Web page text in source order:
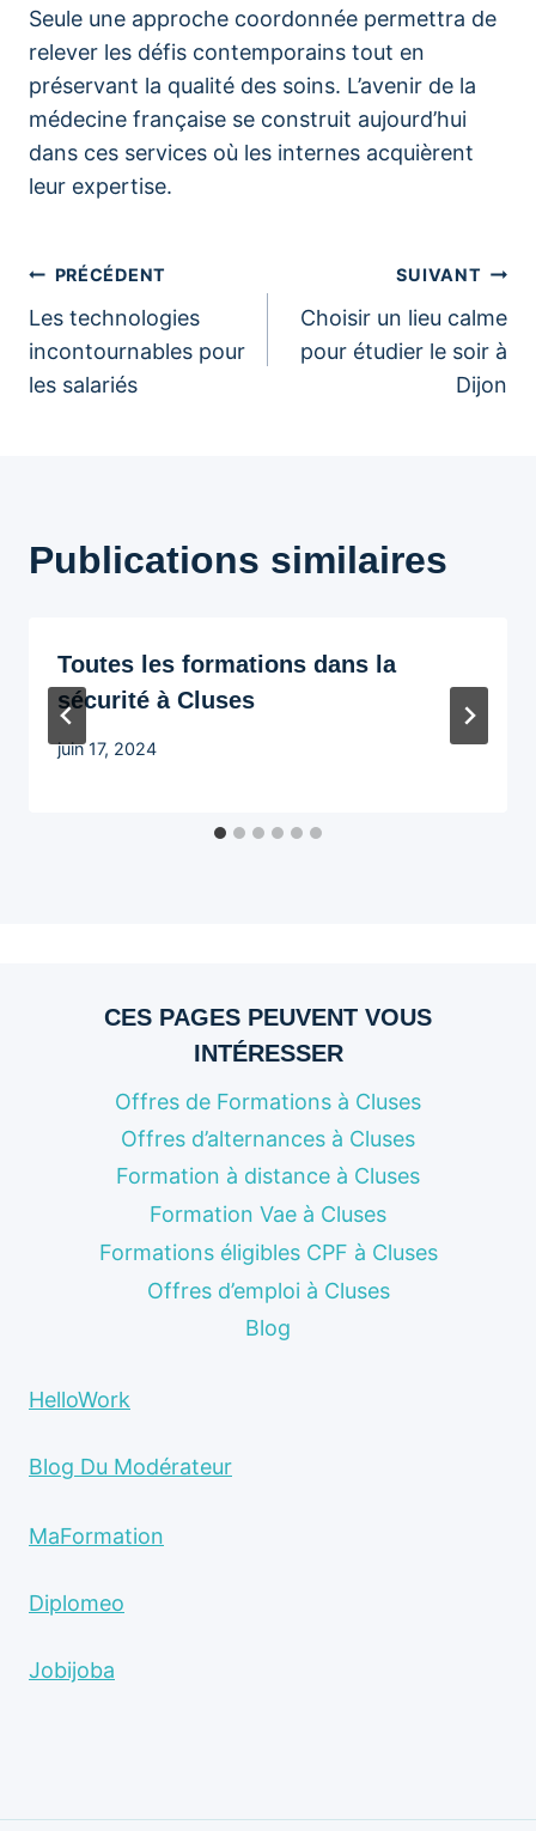
Seule une approche coordonnée permettra de
relever les défis contemporains tout en
préservant la qualité des soins. L’avenir de la
médecine française se construit aujourd’hui
dans ces services où les internes acquièrent
leur expertise.
Navigation
de
l’article
PRÉCÉDENT
Les technologies
incontournables pour
les salariés
SUIVANT
Choisir un lieu calme
pour étudier le soir à
Dijon
Publications similaires
Toutes les formations dans la
sécurité à Cluses
juin 17, 2024
CES PAGES PEUVENT VOUS
INTÉRESSER
Offres de Formations à Cluses
Offres d’alternances à Cluses
Formation à distance à Cluses
Formation Vae à Cluses
Formations éligibles CPF à Cluses
Offres d’emploi à Cluses
Blog
HelloWork
Blog Du Modérateur
MaFormation
Diplomeo
Jobijoba